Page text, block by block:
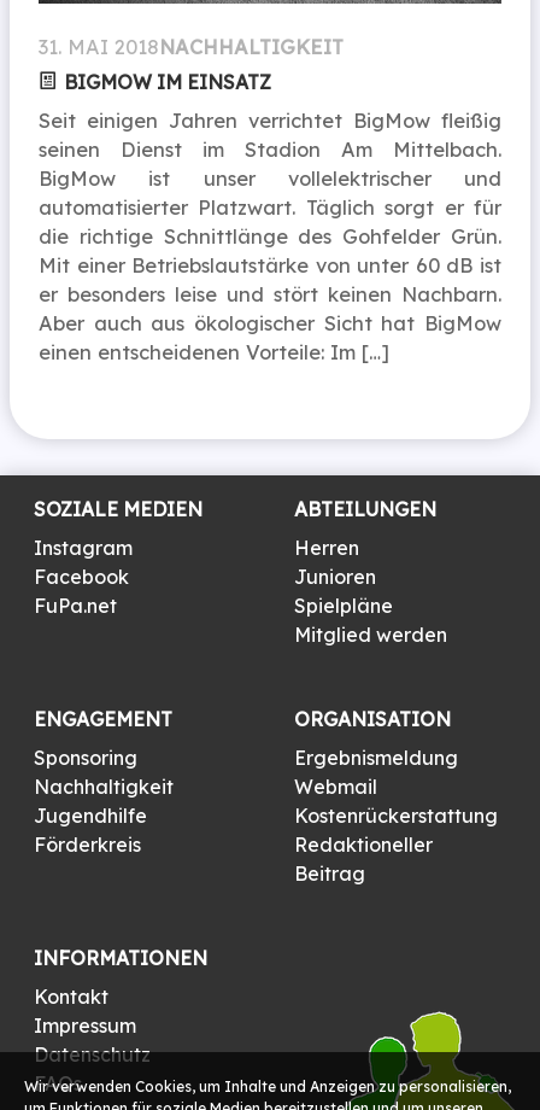
31. MAI 2018NACHHALTIGKEIT
BIGMOW IM EINSATZ
Seit einigen Jahren verrichtet BigMow fleißig
seinen Dienst im Stadion Am Mittelbach.
BigMow ist unser vollelektrischer und
automatisierter Platzwart. Täglich sorgt er für
die richtige Schnittlänge des Gohfelder Grün.
Mit einer Betriebslautstärke von unter 60 dB ist
er besonders leise und stört keinen Nachbarn.
Aber auch aus ökologischer Sicht hat BigMow
einen entscheidenen Vorteile: Im […]
SOZIALE MEDIEN
Instagram
Facebook
FuPa.net
ABTEILUNGEN
Herren
Junioren
Spielpläne
Mitglied werden
ENGAGEMENT
Sponsoring
Nachhaltigkeit
Jugendhilfe
Förderkreis
ORGANISATION
Ergebnismeldung
Webmail
Kostenrückerstattung
Redaktioneller
Beitrag
INFORMATIONEN
Kontakt
Impressum
Datenschutz
FAQs
Wir verwenden Cookies, um Inhalte und Anzeigen zu personalisieren,